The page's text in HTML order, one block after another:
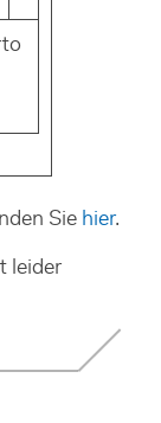
Sie hier.
leider